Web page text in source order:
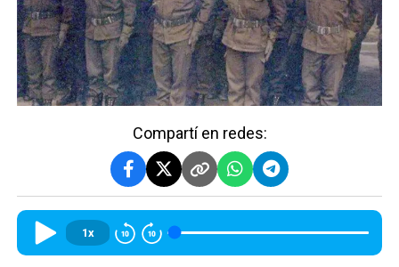
Compartí en redes:
1x